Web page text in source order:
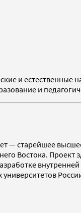
и естественные
и
— старейшее
Востока.
университетов